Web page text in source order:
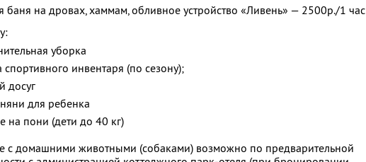
баня на дровах, хаммам, обливное устройство «Ливень» — 2500р./1 час
уборка
спортивного инвентаря (по сезону);
досуг
няни для ребенка
на пони (дети до 40 кг)
с домашними животными (собаками) возможно по предварительной